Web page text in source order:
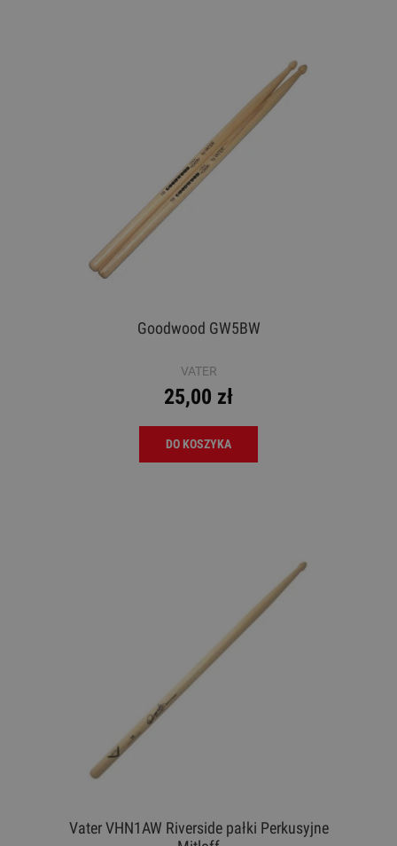
Goodwood GW5BW
VATER
25,00 zł
DO KOSZYKA
Vater VHN1AW Riverside pałki Perkusyjne